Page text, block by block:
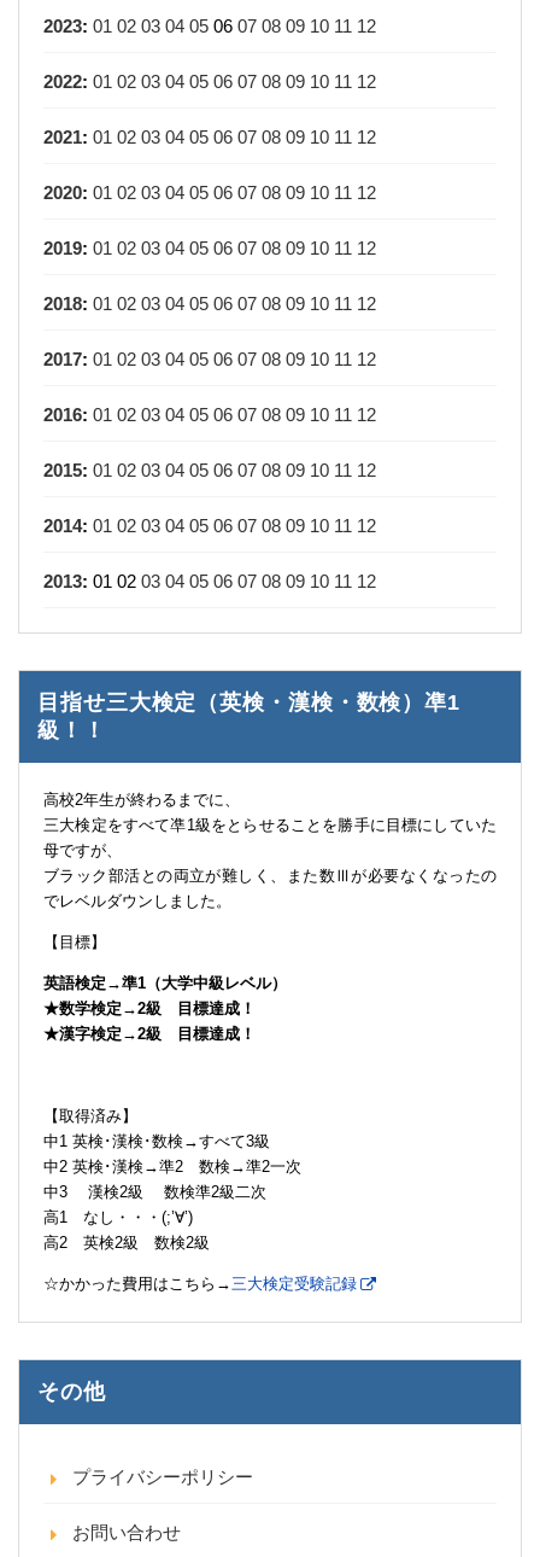
2023: 01 02 03 04 05 06 07 08 09 10 11 12
2022: 01 02 03 04 05 06 07 08 09 10 11 12
2021: 01 02 03 04 05 06 07 08 09 10 11 12
2020: 01 02 03 04 05 06 07 08 09 10 11 12
2019: 01 02 03 04 05 06 07 08 09 10 11 12
2018: 01 02 03 04 05 06 07 08 09 10 11 12
2017: 01 02 03 04 05 06 07 08 09 10 11 12
2016: 01 02 03 04 05 06 07 08 09 10 11 12
2015: 01 02 03 04 05 06 07 08 09 10 11 12
2014: 01 02 03 04 05 06 07 08 09 10 11 12
2013: 01 02 03 04 05 06 07 08 09 10 11 12
目指せ三大検定（英検・漢検・数検）凖1
級！！
高校2年生が終わるまでに、
三大検定をすべて凖1級をとらせることを勝手に目標にしていた
母ですが、
ブラック部活との両立が難しく、また数Ⅲが必要なくなったの
でレベルダウンしました。
【目標】
英語検定→準1（大学中級レベル）
★数学検定→2級 目標達成！
★漢字検定→2級 目標達成！
【取得済み】
中1 英検･漢検･数検→すべて3級
中2 英検･漢検→準2 数検→準2一次
中3 漢検2級 数検準2級二次
高1 なし・・・(;’∀’)
高2 英検2級 数検2級
☆かかった費用はこちら→ 三大検定受験記録
その他
プライバシーポリシー
お問い合わせ